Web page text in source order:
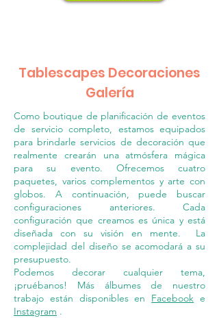
Tablescapes Decoraciones
Galería
Como boutique de planificación de eventos
de servicio completo, estamos equipados
para brindarle servicios de decoración que
realmente crearán una atmósfera mágica
para su evento. Ofrecemos cuatro
paquetes, varios complementos y arte con
globos. A continuación, puede buscar
configuraciones anteriores. Cada
configuración que creamos es única y está
diseñada con su visión en mente.
La
complejidad del diseño se acomodará a su
presupuesto.
Podemos decorar cualquier tema,
¡pruébanos! Más álbumes de nuestro
trabajo están disponibles en Facebook e
Instagram .